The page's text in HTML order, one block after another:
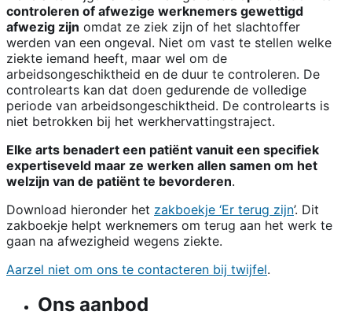
controleren of afwezige werknemers gewettigd
afwezig zijn omdat ze ziek zijn of het slachtoffer
werden van een ongeval. Niet om vast te stellen welke
ziekte iemand heeft, maar wel om de
arbeidsongeschiktheid en de duur te controleren. De
controlearts kan dat doen gedurende de volledige
periode van arbeidsongeschiktheid. De controlearts is
niet betrokken bij het werkhervattingstraject.
Elke arts benadert een patiënt vanuit een specifiek
expertiseveld maar ze werken allen samen om het
welzijn van de patiënt te bevorderen.
Download hieronder het zakboekje ‘Er terug zijn’. Dit
zakboekje helpt werknemers om terug aan het werk te
gaan na afwezigheid wegens ziekte.
Aarzel niet om ons te contacteren bij twijfel.
Ons aanbod